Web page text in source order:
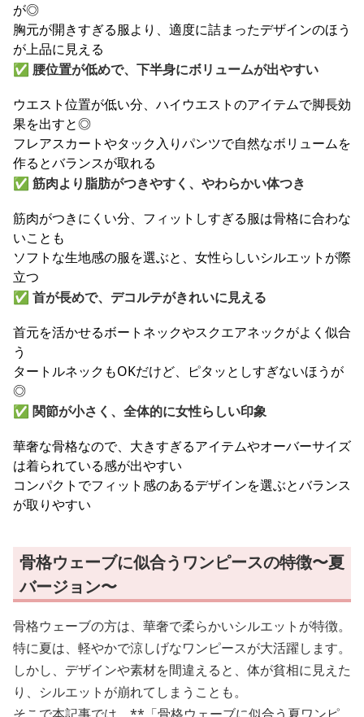
が◎
胸元が開きすぎる服より、適度に詰まったデザインのほう
が上品に見える
✅ 腰位置が低めで、下半身にボリュームが出やすい
ウエスト位置が低い分、ハイウエストのアイテムで脚長効
果を出すと◎
フレアスカートやタック入りパンツで自然なボリュームを
作るとバランスが取れる
✅ 筋肉より脂肪がつきやすく、やわらかい体つき
筋肉がつきにくい分、フィットしすぎる服は骨格に合わな
いことも
ソフトな生地感の服を選ぶと、女性らしいシルエットが際
立つ
✅ 首が長めで、デコルテがきれいに見える
首元を活かせるボートネックやスクエアネックがよく似合
う
タートルネックもOKだけど、ピタッとしすぎないほうが
◎
✅ 関節が小さく、全体的に女性らしい印象
華奢な骨格なので、大きすぎるアイテムやオーバーサイズ
は着られている感が出やすい
コンパクトでフィット感のあるデザインを選ぶとバランス
が取りやすい
骨格ウェーブに似合うワンピースの特徴〜夏
バージョン〜
骨格ウェーブの方は、華奢で柔らかいシルエットが特徴。
特に夏は、軽やかで涼しげなワンピースが大活躍します。
しかし、デザインや素材を間違えると、体が貧相に見えた
り、シルエットが崩れてしまうことも。